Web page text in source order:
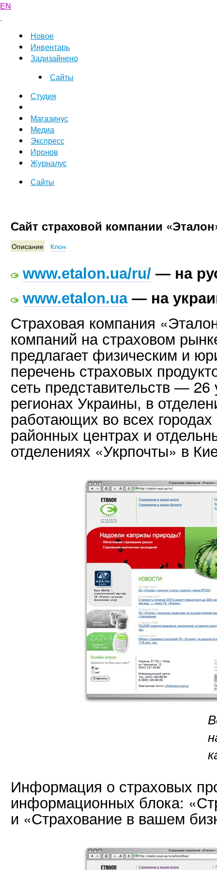
EN
Новое
Инвентарь
Задизайнено
Сайты
Студия
Магазинус
Медиа
Экспресс
Иронов
Журналус
Сайты
Сайт страховой компании
Описание Клон
www.etalon.ua/ru/ — на
www.etalon.ua— на
Страховая компания
компаний на страховом
предлагает физическим и
перечень страховых
сеть представительств —
регионах Украины, в
работающих во всех
районных центрах и
отделениях «Укрпочты» в
Информация о страховых
информационных блока:
и «Страхование в вашем